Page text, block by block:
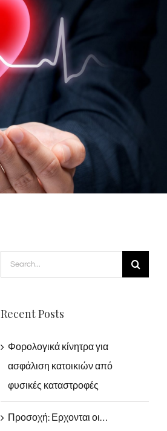
Search
for:
Recent Posts
Φορολογικά κίνητρα για
ασφάλιση κατοικιών από
φυσικές καταστροφές
Προσοχή: Ερχονται οι…